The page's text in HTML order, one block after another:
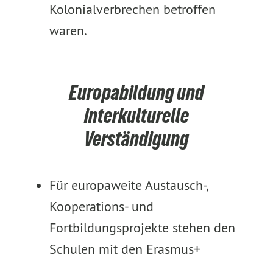
Kolonialverbrechen betroffen
waren.
Europabildung und
interkulturelle
Verständigung
Für europaweite Austausch-,
Kooperations- und
Fortbildungsprojekte stehen den
Schulen mit den Erasmus+